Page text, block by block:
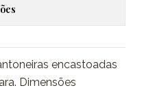
encastoadas
Dimensões